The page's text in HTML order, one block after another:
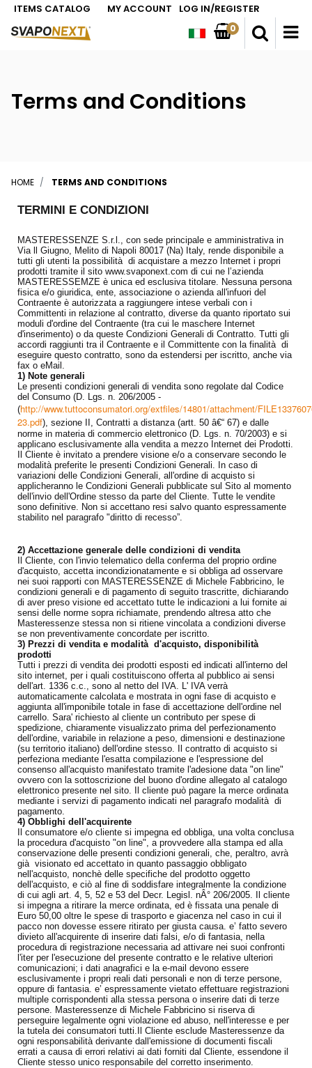
ITEMS CATALOG MY ACCOUNT LOG IN/REGISTER
0
Terms and Conditions
HOME TERMS AND CONDITIONS
TERMINI E CONDIZIONI
MASTERESSENZE S.r.l., con sede principale e amministrativa in
Via ll Giugno, Melito di Napoli 80017 (Na) Italy, rende disponibile a
tutti gli utenti la possibilità di acquistare a mezzo Internet i propri
prodotti tramite il sito www.svaponext.com di cui ne l’azienda
MASTERESSEMZE è unica ed esclusiva titolare. Nessuna persona
fisica e/o giuridica, ente, associazione o azienda all'infuori del
Contraente è autorizzata a raggiungere intese verbali con i
Committenti in relazione al contratto, diverse da quanto riportato sui
moduli d'ordine del Contraente (tra cui le maschere Internet
d'inserimento) o da queste Condizioni Generali di Contratto. Tutti gli
accordi raggiunti tra il Contraente e il Committente con la finalità di
eseguire questo contratto, sono da estendersi per iscritto, anche via
fax o eMail.
1) Note generali
Le presenti condizioni generali di vendita sono regolate dal Codice
del Consumo (D. Lgs. n. 206/2005 -
(http://www.tuttoconsumatori.org/extfiles/14801/attachment/
23.pdf), sezione II, Contratti a distanza (artt. 50 â€“ 67) e dalle
norme in materia di commercio elettronico (D. Lgs. n. 70/2003) e si
applicano esclusivamente alla vendita a mezzo Internet dei Prodotti.
Il Cliente è invitato a prendere visione e/o a conservare secondo le
modalità preferite le presenti Condizioni Generali. In caso di
variazioni delle Condizioni Generali, all'ordine di acquisto si
applicheranno le Condizioni Generali pubblicate sul Sito al momento
dell'invio dell'Ordine stesso da parte del Cliente. Tutte le vendite
sono definitive. Non si accettano resi salvo quanto espressamente
stabilito nel paragrafo "diritto di recesso”.
2) Accettazione generale delle condizioni di vendita
Il Cliente, con l'invio telematico della conferma del proprio ordine
d'acquisto, accetta incondizionatamente e si obbliga ad osservare
nei suoi rapporti con MASTERESSENZE di Michele Fabbricino, le
condizioni generali e di pagamento di seguito trascritte, dichiarando
di aver preso visione ed accettato tutte le indicazioni a lui fornite ai
sensi delle norme sopra richiamate, prendendo altresa atto che
Masteressenze stessa non si ritiene vincolata a condizioni diverse
se non preventivamente concordate per iscritto.
3) Prezzi di vendita e modalità d'acquisto, disponibilità
prodotti
Tutti i prezzi di vendita dei prodotti esposti ed indicati all'interno del
sito internet, per i quali costituiscono offerta al pubblico ai sensi
dell'art. 1336 c.c., sono al netto del IVA. L' IVA verrà
automaticamente calcolata e mostrata in ogni fase di acquisto e
aggiunta all'imponibile totale in fase di accettazione dell'ordine nel
carrello. Sara' richiesto al cliente un contributo per spese di
spedizione, chiaramente visualizzato prima del perfezionamento
dell'ordine, variabile in relazione a peso, dimensioni e destinazione
(su territorio italiano) dell'ordine stesso. Il contratto di acquisto si
perfeziona mediante l'esatta compilazione e l'espressione del
consenso all'acquisto manifestato tramite l'adesione data "on line"
ovvero con la sottoscrizione del buono d'ordine allegato al catalogo
elettronico presente nel sito. Il cliente può pagare la merce ordinata
mediante i servizi di pagamento indicati nel paragrafo modalità di
pagamento.
4) Obblighi dell'acquirente
Il consumatore e/o cliente si impegna ed obbliga, una volta conclusa
la procedura d'acquisto "on line", a provvedere alla stampa ed alla
conservazione delle presenti condizioni generali, che, peraltro, avrà
già visionato ed accettato in quanto passaggio obbligato
nell'acquisto, nonchè delle specifiche del prodotto oggetto
dell'acquisto, e ciò al fine di soddisfare integralmente la condizione
di cui agli art. 4, 5, 52 e 53 del Decr. Legisl. nÂ° 206/2005. Il cliente
si impegna a ritirare la merce ordinata, ed è fissata una penale di
Euro 50,00 oltre le spese di trasporto e giacenza nel caso in cui il
pacco non dovesse essere ritirato per giusta causa. e’ fatto severo
divieto all'acquirente di inserire dati falsi, e/o di fantasia, nella
procedura di registrazione necessaria ad attivare nei suoi confronti
l'iter per l'esecuzione del presente contratto e le relative ulteriori
comunicazioni; i dati anagrafici e la e-mail devono essere
esclusivamente i propri reali dati personali e non di terze persone,
oppure di fantasia. e’ espressamente vietato effettuare registrazioni
multiple corrispondenti alla stessa persona o inserire dati di terze
persone. Masteressenze di Michele Fabbricino si riserva di
perseguire legalmente ogni violazione ed abuso, nell'interesse e per
la tutela dei consumatori tutti.Il Cliente esclude Masteressenze da
ogni responsabilità derivante dall'emissione di documenti fiscali
errati a causa di errori relativi ai dati forniti dal Cliente, essendone il
Cliente stesso unico responsabile del corretto inserimento.